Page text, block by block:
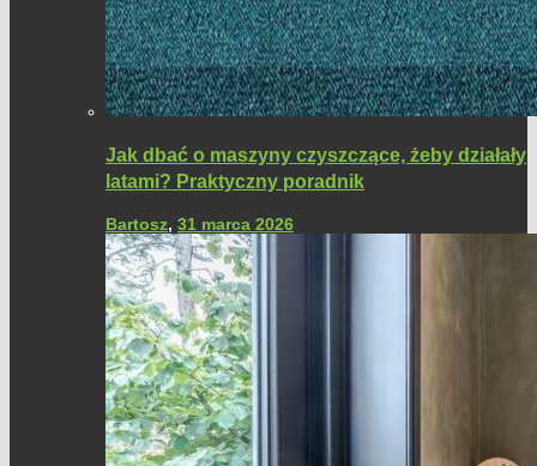
Jak dbać o maszyny czyszczące, żeby działały
latami? Praktyczny poradnik
Bartosz, 31 marca 2026